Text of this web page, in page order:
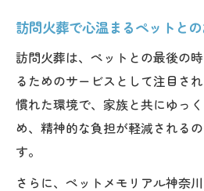
訪問火葬で心温まるペットと
訪問火葬は、ペットとの最後の
るためのサービスとして注目さ
慣れた環境で、家族と共にゆっ
め、精神的な負担が軽減される
す。
さらに、ペットメモリアル神奈